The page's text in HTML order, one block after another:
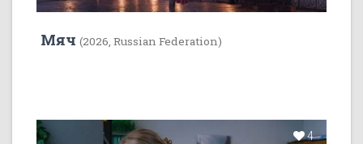
Мяч (2026, Russian Federation)
4